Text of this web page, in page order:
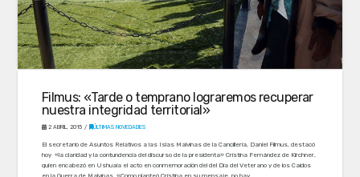
Filmus: «Tarde o temprano lograremos recuperar
nuestra integridad territorial»
2 ABRIL, 2015 ÚLTIMAS NOVEDADES
El secretario de Asuntos Relativos a las Islas Malvinas de la Cancillería, Daniel Filmus, destacó
hoy «la claridad y la contundencia del discurso de la presidenta» Cristina Fernández de Kirchner,
quien encabezó en Ushuaia el acto en conmemoración del del Día del Veterano y de los Caídos